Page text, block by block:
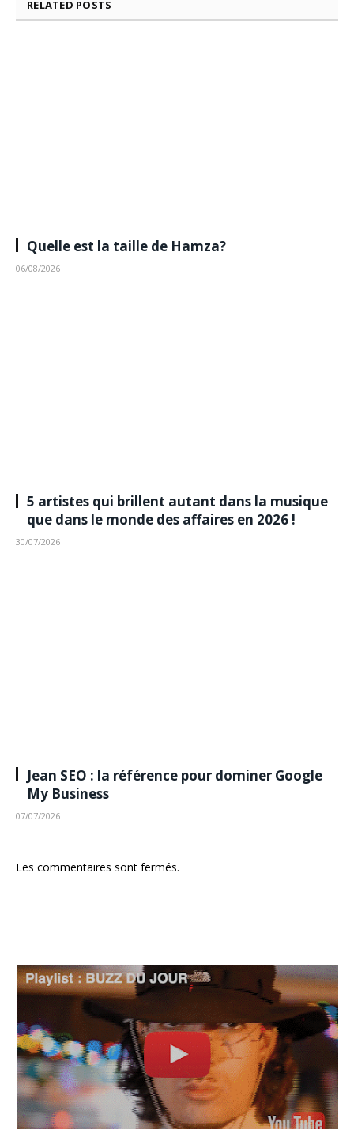
RELATED POSTS
Quelle est la taille de Hamza?
06/08/2026
5 artistes qui brillent autant dans la musique
que dans le monde des affaires en 2026 !
30/07/2026
Jean SEO : la référence pour dominer Google
My Business
07/07/2026
Les commentaires sont fermés.